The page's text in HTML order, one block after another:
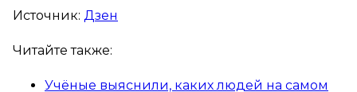
Источник: Дзен
Читайте также:
Учёные выяснили, каких людей на самом